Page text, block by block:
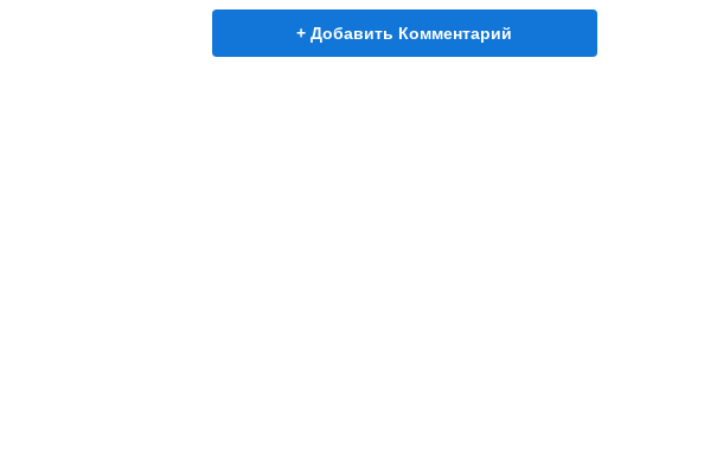
+ Добавить Комментарий